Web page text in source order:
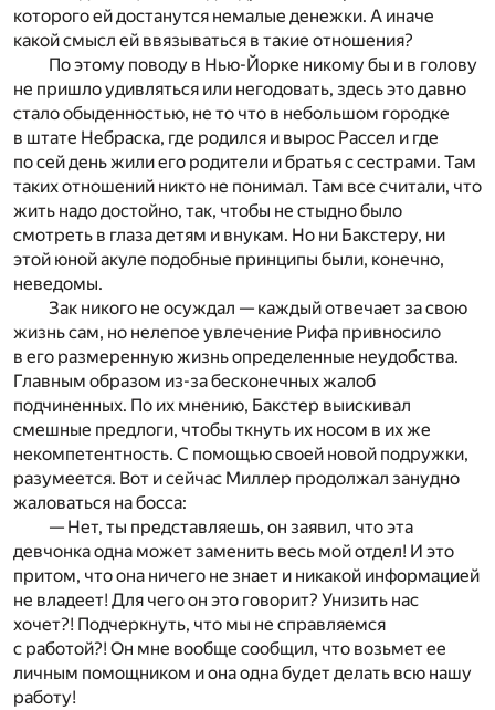
которого ей достанутся немалые денежки. А иначе
какой смысл ей ввязываться в такие отношения?
По этому поводу в Нью-Йорке никому бы и в голову
не пришло удивляться или негодовать, здесь это давно
стало обыденностью, не то что в небольшом городке
в штате Небраска, где родился и вырос Рассел и где
по сей день жили его родители и братья с сестрами. Там
таких отношений никто не понимал. Там все считали, что
жить надо достойно, так, чтобы не стыдно было
смотреть в глаза детям и внукам. Но ни Бакстеру, ни
этой юной акуле подобные принципы были, конечно,
неведомы.
Зак никого не осуждал — каждый отвечает за свою
жизнь сам, но нелепое увлечение Рифа привносило
в его размеренную жизнь определенные неудобства.
Главным образом из-за бесконечных жалоб
подчиненных. По их мнению, Бакстер выискивал
смешные предлоги, чтобы ткнуть их носом в их же
некомпетентность. С помощью своей новой подружки,
разумеется. Вот и сейчас Миллер продолжал занудно
жаловаться на босса:
— Нет, ты представляешь, он заявил, что эта
девчонка одна может заменить весь мой отдел! И это
притом, что она ничего не знает и никакой информацией
не владеет! Для чего он это говорит? Унизить нас
хочет?! Подчеркнуть, что мы не справляемся
с работой?! Он мне вообще сообщил, что возьмет ее
личным помощником и она одна будет делать всю нашу
работу!